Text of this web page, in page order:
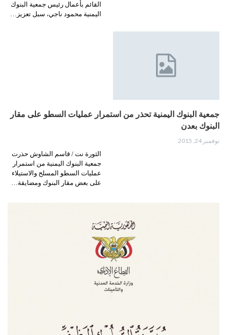
القائم بأعمال رئيس جمعية البنوك
اليمنية محمود ناجي، سبل تعزيز…
جمعية البنوك اليمنية تحذر من استمرار عمليات السطو على مقار
البنوك بعدن
نوفمبر 24, 2015
الثورة نت / قاسم الشاوش حذرت
جمعية البنوك اليمنية من استمرار
عمليات السطو المسلح والاستيلاء
على بعض مقار البنوك ومضايقة…